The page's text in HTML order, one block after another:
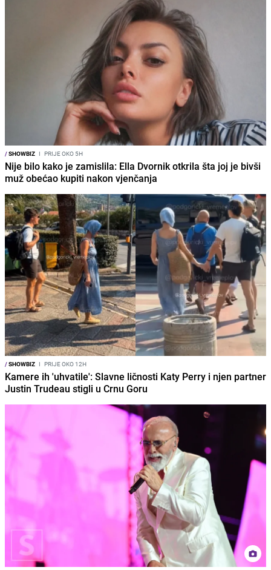
/SHOWBIZ I PRIJE OKO 5H
Nije bilo kako je zamislila: Ella Dvornik otkrila šta joj je bivši
muž obećao kupiti nakon vjenčanja
/SHOWBIZ I PRIJE OKO 12H
Kamere ih 'uhvatile': Slavne ličnosti Katy Perry i njen partner
Justin Trudeau stigli u Crnu Goru